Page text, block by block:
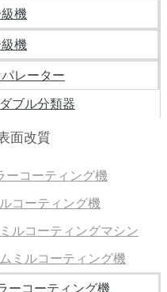
機
機
レーター
ブル分類器
面改質
ーコーティング機
コーティング機
ルコーティングマシン
ミルコーティング機
ーコーティング機